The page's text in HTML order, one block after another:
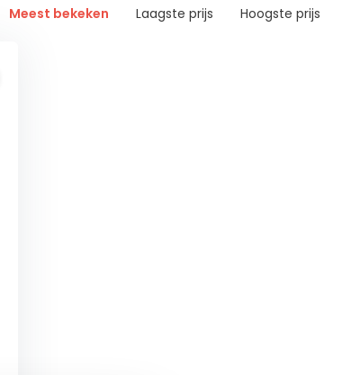
Meest bekeken Laagste prijs Hoogste prijs